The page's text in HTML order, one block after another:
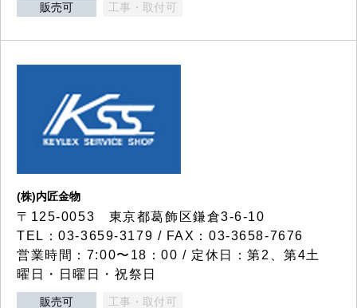
販売可 工事・取付可
(株)内匠金物
〒125-0053 東京都葛飾区鎌倉3-6-10
TEL：03-3659-3179 / FAX：03-3658-7676
営業時間：7:00〜18：00 / 定休日：第2、第4土
曜日・日曜日・祝祭日
販売可 工事・取付可